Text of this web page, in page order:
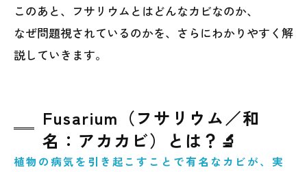
このあと、フサリウムとはどんなカビなのか、
なぜ問題視されているのかを、さらにわかりやすく解
説していきます。
Fusarium（フサリウム／和
名：アカカビ）とは？🔬
植物の病気を引き起こすことで有名なカビが、実